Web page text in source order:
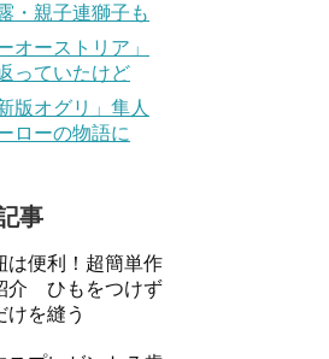
・親子連獅子も
オーストリア」
っていたけど
版オグリ」隼人
ローの物語に
事
は便利！超簡単作
介 ひもをつけず
けを縫う